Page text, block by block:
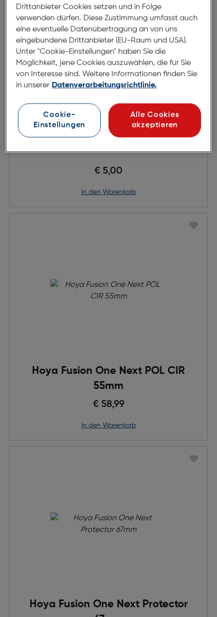
Kenko Air UV MC
€ 5,00
in den Warenkorb
Hoya Fusion One Next POL CIR
55mm
€ 58,99
in den Warenkorb
Hoya Fusion One Next Protector
Drittanbieter Cookies setzen und in Folge
verwenden dürfen. Diese Zustimmung umfasst auch
eine eventuelle Datenübertragung an von uns
eingebundene Drittanbieter (EU-Raum und USA).
Unter "Cookie-Einstellungen" haben Sie die
Möglichkeit, jene Cookies auszuwählen, die für Sie
von Interesse sind. Weitere Informationen finden Sie
in unserer Datenverarbeitungsrichtlinie.
Cookie-
Einstellungen
Alle Cookies
akzeptieren